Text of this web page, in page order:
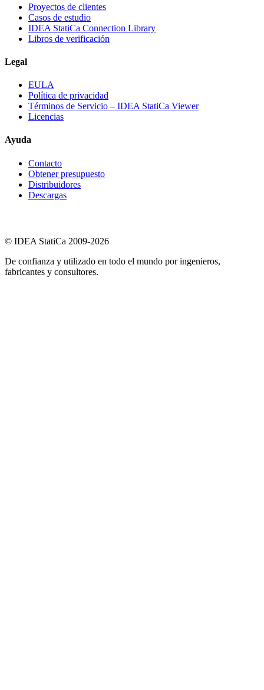
Proyectos de clientes
Casos de estudio
IDEA StatiCa Connection Library
Libros de verificación
Legal
EULA
Política de privacidad
Términos de Servicio – IDEA StatiCa Viewer
Licencias
Ayuda
Contacto
Obtener presupuesto
Distribuidores
Descargas
© IDEA StatiCa 2009-2026
De confianza y utilizado en todo el mundo por ingenieros,
fabricantes y consultores.